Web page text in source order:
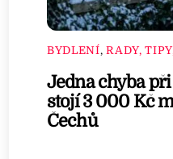
BYDLENÍ,RADY,
Jedna chyba
stojí 3 000 Kč
Čechů